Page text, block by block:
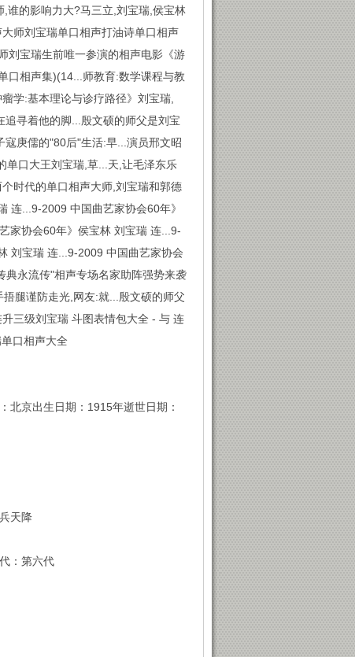
谁的影响力大?马三立,刘宝瑞,侯宝林
师刘宝瑞单口相声打油诗单口相声
刘宝瑞生前唯一参演的相声电影《游
口相声集)(14...师教育:数学课程与教
学:基本理论与诊疗路径》刘宝瑞,
寻着他的脚...殷文硕的师父是刘宝
庚儒的"80后"生活:早...演员邢文昭
单口大王刘宝瑞,草...天,让毛泽东乐
时代的单口相声大师,刘宝瑞和郭德
连...9-2009 中国曲艺家协会60年》
家协会60年》侯宝林 刘宝瑞 连...9-
刘宝瑞 连...9-2009 中国曲艺家协会
永流传"相声专场名家助阵强势来袭
腿谨防走光,网友:就...殷文硕的师父
三级刘宝瑞 斗图表情包大全 - 与 连
口相声大全
北京出生日期：1915年逝世日期：
天降
：第六代